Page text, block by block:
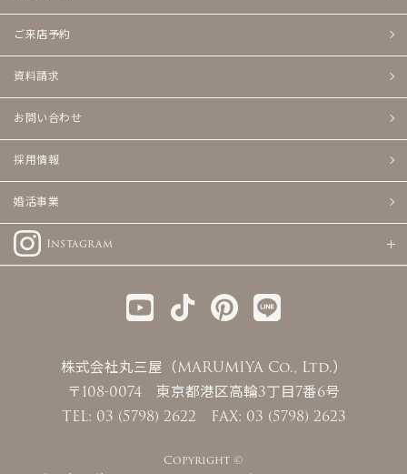
ご来店予約
資料請求
お問い合わせ
採用情報
婚活事業
Instagram
株式会社丸三屋（MARUMIYA Co., Ltd.）
〒108-0074 東京都港区高輪3丁目7番6号
TEL: 03 (5798) 2622 FAX: 03 (5798) 2623
Copyright ©